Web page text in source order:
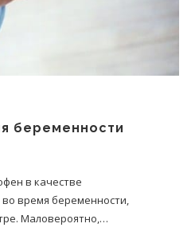
беременности
в качестве
время беременности,
Маловероятно,…